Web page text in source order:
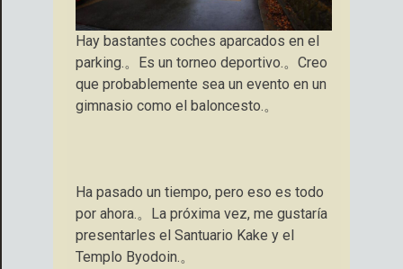
Hay bastantes coches aparcados en el
parking.。Es un torneo deportivo.。Creo
que probablemente sea un evento en un
gimnasio como el baloncesto.。
Ha pasado un tiempo, pero eso es todo
por ahora.。La próxima vez, me gustaría
presentarles el Santuario Kake y el
Templo Byodoin.。